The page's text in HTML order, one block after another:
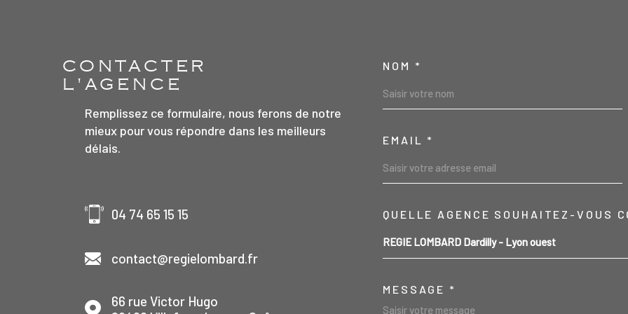
CONTACTER
L'AGENCE
Remplissez ce formulaire, nous ferons de notre
mieux pour vous répondre dans les meilleurs
délais.
04 74 65 15 15
contact@regielombard.fr
66 rue Victor Hugo
04 78 47 43 44
contact@regielombard.fr
NOM *
EMAIL *
QUELLE AGENCE SOUHAITEZ-VOUS
REGIE LOMBARD Dardilly - Lyon ouest
MESSAGE *